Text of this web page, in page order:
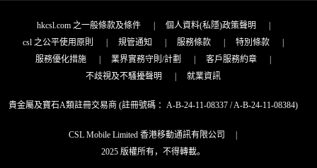
hkcsl.com 之一般條款及條件| 個人資料(私隱)政策聲明 |
csl 之公平使用原則
| 規管通知 | 服務條款 | 特別條款 |
服務優化措施 | 業界實務守則/計劃 | 客戶服務約章 |
不歧視及不騷擾聲明 | 就業資訊
貴金屬及寶石A類註冊交易商 (註冊號碼 ：A-B-24-11-08337 / A-B-24-11-08384)
CSL Mobile Limited 香港移動通訊有限公司
2025 版權所有，不得轉載。